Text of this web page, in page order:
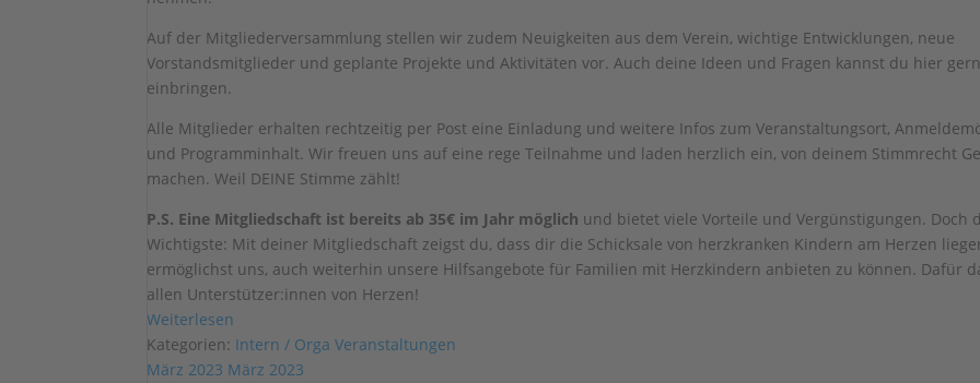
Auf der Mitgliederversammlung stellen wir zudem Neuigkeiten aus dem Verein, wichtige Entwicklungen, neue
Vorstandsmitglieder und geplante Projekte und Aktivitäten vor. Auch deine Ideen und Fragen kannst du hier
einbringen.
Alle Mitglieder erhalten rechtzeitig per Post eine Einladung und weitere Infos zum Veranstaltungsort,
und Programminhalt. Wir freuen uns auf eine rege Teilnahme und laden herzlich ein, von deinem Stimmrecht
machen. Weil DEINE Stimme zählt!
P.S. Eine Mitgliedschaft ist bereits ab 35€ im Jahr möglich und bietet viele Vorteile und Vergünstigungen. Doch
Wichtigste: Mit deiner Mitgliedschaft zeigst du, dass dir die Schicksale von herzkranken Kindern am Herzen
ermöglichst uns, auch weiterhin unsere Hilfsangebote für Familien mit Herzkindern anbieten zu können. Dafür
allen Unterstützer:innen von Herzen!
Weiterlesen
Kategorien: Intern / Orga Veranstaltungen
März 2023 März 2023